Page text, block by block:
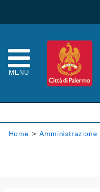
MENU
Home > Amministrazione